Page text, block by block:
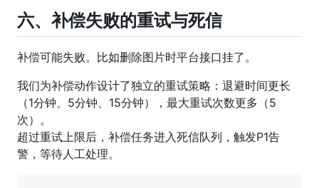
六、补偿失败的重试与死信
补偿可能失败。比如删除图片时平台接口挂了。
我们为补偿动作设计了独立的重试策略：退避时间更长
（1分钟、5分钟、15分钟），最大重试次数更多（5
次）。
超过重试上限后，补偿任务进入死信队列，触发P1告
警，等待人工处理。